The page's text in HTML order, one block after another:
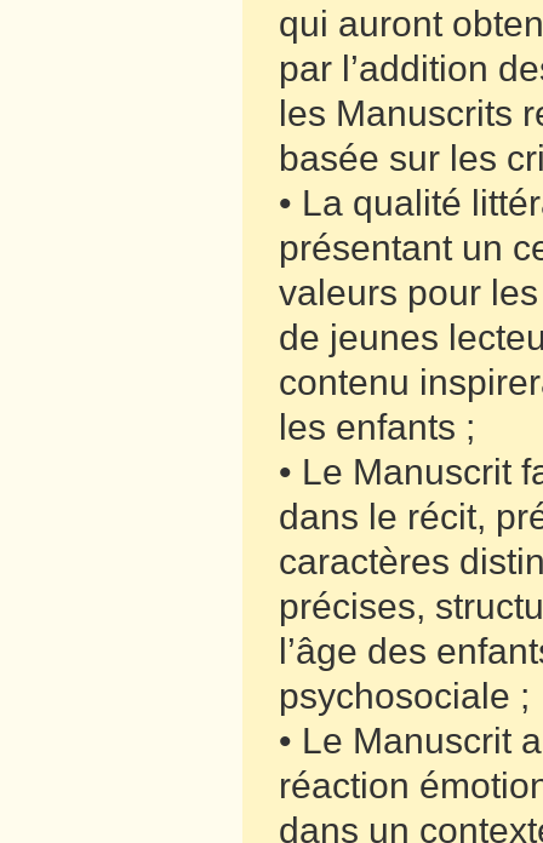
qui auront
par l’addition
les Manuscrits
basée sur les
• La qualité
présentant un
valeurs pour
de jeunes
contenu
les enfants ;
• Le Manuscrit
dans le récit,
caractères
précises,
l’âge des
psychosociale ;
• Le Manuscrit
réaction
dans un